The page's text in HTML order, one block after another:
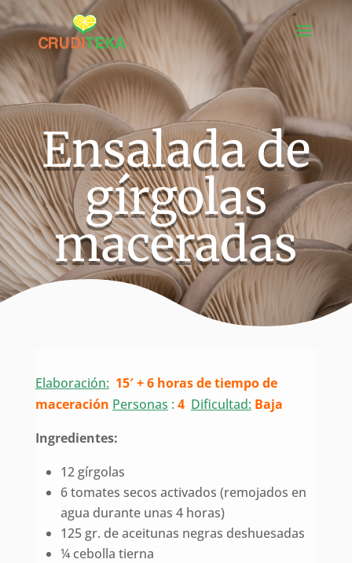
Ensalada de
gírgolas
maceradas
Elaboración: 15′ + 6 horas de tiempo de
maceración Personas : 4 Dificultad: Baja
Ingredientes:
12 gírgolas
6 tomates secos activados (remojados en
agua durante unas 4 horas)
125 gr. de aceitunas negras deshuesadas
¼ cebolla tierna